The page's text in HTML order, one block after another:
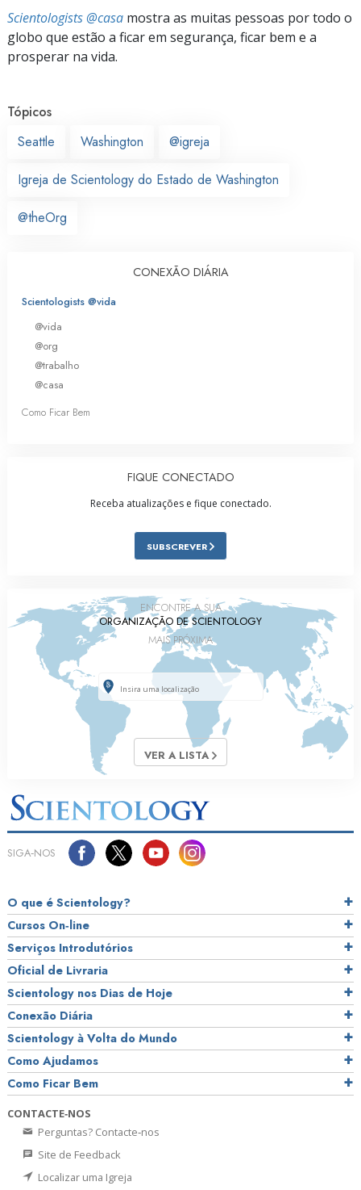
Scientologists @casa mostra as muitas pessoas por todo o
globo que estão a ficar em segurança, ficar bem e a
prosperar na vida.
Tópicos
Seattle
Washington @igreja
Igreja de Scientology do Estado de Washington
@theOrg
CONEXÃO DIÁRIA
Scientologists @vida
@vida
@org
@trabalho
@casa
Como Ficar Bem
FIQUE CONECTADO
Receba atualizações e fique conectado.
SUBSCREVER
ENCONTRE A SUA
ORGANIZAÇÃO DE SCIENTOLOGY
MAIS PRÓXIMA
VER A LISTA
SIGA‑NOS
O que é Scientology?
Cursos On‑line
Serviços Introdutórios
Oficial de Livraria
Scientology nos Dias de Hoje
Conexão Diária
Scientology à Volta do Mundo
Como Ajudamos
Como Ficar Bem
CONTACTE‑NOS
Perguntas? Contacte‑nos
Site de Feedback
Localizar uma Igreja